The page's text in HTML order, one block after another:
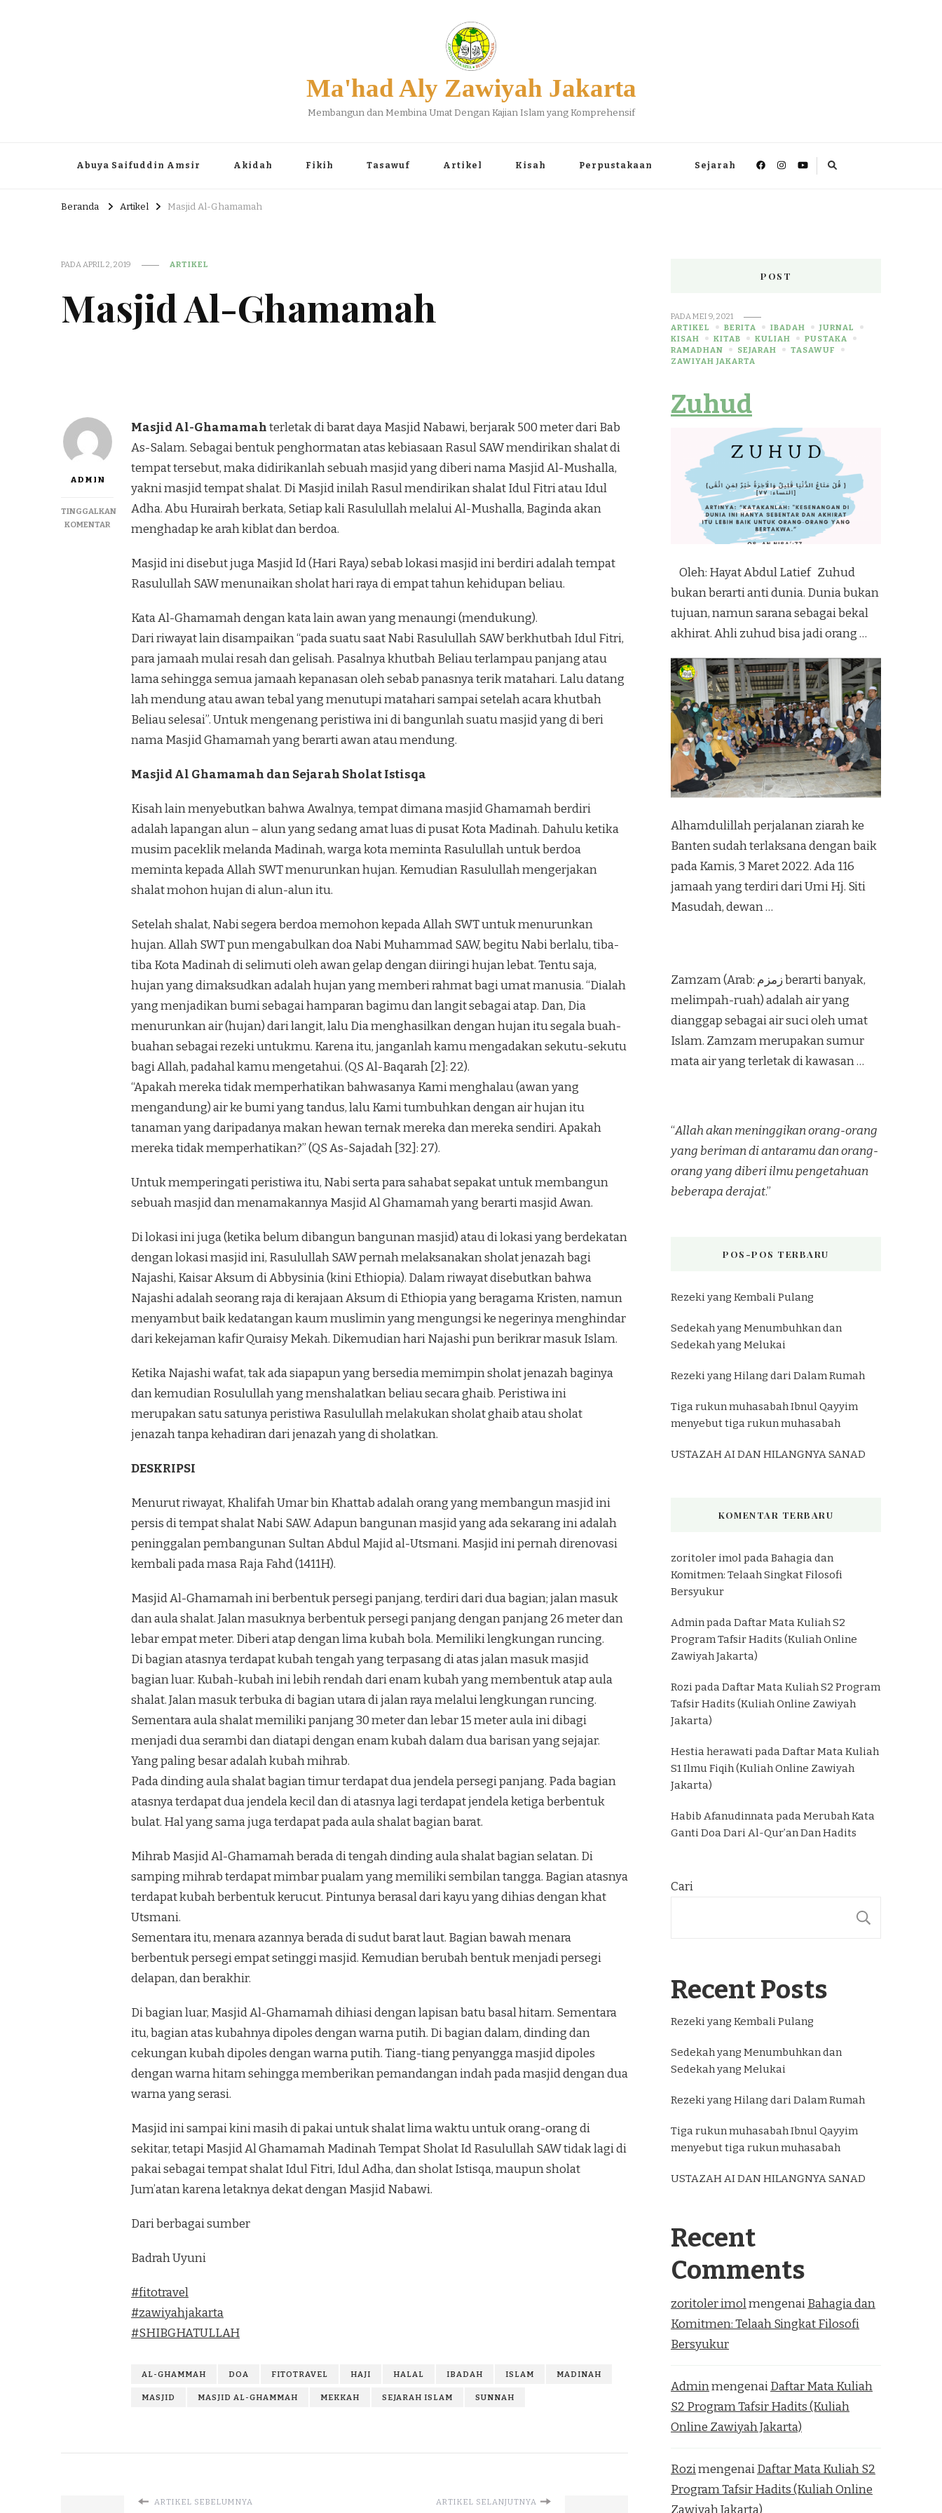
Ma'had Aly Zawiyah Jakarta
Membangun dan Membina Umat Dengan Kajian Islam yang Komprehensif
Abuya Saifuddin Amsir Akidah Fikih Tasawuf Artikel Kisah Perpustakaan Sejarah
Beranda Artikel Masjid Al-Ghamamah
PADAAPRIL 2, 2019 ARTIKEL
Masjid Al-Ghamamah
ADMIN
TINGGALKAN
KOMENTAR
Masjid Al-Ghamamahterletak di barat daya Masjid Nabawi, berjarak 500 meter dari Bab
As-Salam. Sebagai bentuk penghormatan atas kebiasaan Rasul SAW mendirikan shalat di
tempat tersebut, maka didirikanlah sebuah masjid yang diberi nama Masjid Al-Mushalla,
yakni masjid tempat shalat. Di Masjid inilah Rasul mendirikan shalat Idul Fitri atau Idul
Adha. Abu Hurairah berkata, Setiap kali Rasulullah melalui Al-Mushalla, Baginda akan
menghadap ke arah kiblat dan berdoa.
Masjid ini disebut juga Masjid Id (Hari Raya) sebab lokasi masjid ini berdiri adalah tempat
Rasulullah SAW menunaikan sholat hari raya di empat tahun kehidupan beliau.
Kata Al-Ghamamah dengan kata lain awan yang menaungi (mendukung).
Dari riwayat lain disampaikan “pada suatu saat Nabi Rasulullah SAW berkhutbah Idul Fitri,
para jamaah mulai resah dan gelisah. Pasalnya khutbah Beliau terlampau panjang atau
lama sehingga semua jamaah kepanasan oleh sebab panasnya terik matahari. Lalu datang
lah mendung atau awan tebal yang menutupi matahari sampai setelah acara khutbah
Beliau selesai”. Untuk mengenang peristiwa ini di bangunlah suatu masjid yang di beri
nama Masjid Ghamamah yang berarti awan atau mendung.
Masjid Al Ghamamah dan Sejarah Sholat Istisqa
Kisah lain menyebutkan bahwa Awalnya, tempat dimana masjid Ghamamah berdiri
adalah lapangan alun – alun yang sedang amat luas di pusat Kota Madinah. Dahulu ketika
musim paceklik melanda Madinah, warga kota meminta Rasulullah untuk berdoa
meminta kepada Allah SWT menurunkan hujan. Kemudian Rasulullah mengerjakan
shalat mohon hujan di alun-alun itu.
Setelah shalat, Nabi segera berdoa memohon kepada Allah SWT untuk menurunkan
hujan. Allah SWT pun mengabulkan doa Nabi Muhammad SAW, begitu Nabi berlalu, tiba-
tiba Kota Madinah di selimuti oleh awan gelap dengan diiringi hujan lebat. Tentu saja,
hujan yang dimaksudkan adalah hujan yang memberi rahmat bagi umat manusia. “Dialah
yang menjadikan bumi sebagai hamparan bagimu dan langit sebagai atap. Dan, Dia
menurunkan air (hujan) dari langit, lalu Dia menghasilkan dengan hujan itu segala buah-
buahan sebagai rezeki untukmu. Karena itu, janganlah kamu mengadakan sekutu-sekutu
bagi Allah, padahal kamu mengetahui. (QS Al-Baqarah [2]: 22).
“Apakah mereka tidak memperhatikan bahwasanya Kami menghalau (awan yang
mengandung) air ke bumi yang tandus, lalu Kami tumbuhkan dengan air hujan itu
tanaman yang daripadanya makan hewan ternak mereka dan mereka sendiri. Apakah
mereka tidak memperhatikan?” (QS As-Sajadah [32]: 27).
Untuk memperingati peristiwa itu, Nabi serta para sahabat sepakat untuk membangun
sebuah masjid dan menamakannya Masjid Al Ghamamah yang berarti masjid Awan.
Di lokasi ini juga (ketika belum dibangun bangunan masjid) atau di lokasi yang berdekatan
dengan lokasi masjid ini, Rasulullah SAW pernah melaksanakan sholat jenazah bagi
Najashi, Kaisar Aksum di Abbysinia (kini Ethiopia). Dalam riwayat disebutkan bahwa
Najashi adalah seorang raja di kerajaan Aksum di Ethiopia yang beragama Kristen, namun
menyambut baik kedatangan kaum muslimin yang mengungsi ke negerinya menghindar
dari kekejaman kafir Quraisy Mekah. Dikemudian hari Najashi pun berikrar masuk Islam.
Ketika Najashi wafat, tak ada siapapun yang bersedia memimpin sholat jenazah baginya
dan kemudian Rosulullah yang menshalatkan beliau secara ghaib. Peristiwa ini
merupakan satu satunya peristiwa Rasulullah melakukan sholat ghaib atau sholat
jenazah tanpa kehadiran dari jenazah yang di sholatkan.
DESKRIPSI
Menurut riwayat, Khalifah Umar bin Khattab adalah orang yang membangun masjid ini
persis di tempat shalat Nabi SAW. Adapun bangunan masjid yang ada sekarang ini adalah
peninggalan pembangunan Sultan Abdul Majid al-Utsmani. Masjid ini pernah direnovasi
kembali pada masa Raja Fahd (1411H).
Masjid Al-Ghamamah ini berbentuk persegi panjang, terdiri dari dua bagian; jalan masuk
dan aula shalat. Jalan masuknya berbentuk persegi panjang dengan panjang 26 meter dan
lebar empat meter. Diberi atap dengan lima kubah bola. Memiliki lengkungan runcing.
Di bagian atasnya terdapat kubah tengah yang terpasang di atas jalan masuk masjid
bagian luar. Kubah-kubah ini lebih rendah dari enam kubah yang membentuk atap aula
shalat. Jalan masuk terbuka di bagian utara di jalan raya melalui lengkungan runcing.
Sementara aula shalat memiliki panjang 30 meter dan lebar 15 meter aula ini dibagi
menjadi dua serambi dan diatapi dengan enam kubah dalam dua barisan yang sejajar.
Yang paling besar adalah kubah mihrab.
Pada dinding aula shalat bagian timur terdapat dua jendela persegi panjang. Pada bagian
atasnya terdapat dua jendela kecil dan di atasnya lagi terdapat jendela ketiga berbentuk
bulat. Hal yang sama juga terdapat pada aula shalat bagian barat.
Mihrab Masjid Al-Ghamamah berada di tengah dinding aula shalat bagian selatan. Di
samping mihrab terdapat mimbar pualam yang memiliki sembilan tangga. Bagian atasnya
terdapat kubah berbentuk kerucut. Pintunya berasal dari kayu yang dihias dengan khat
Utsmani.
Sementara itu, menara azannya berada di sudut barat laut. Bagian bawah menara
berbentuk persegi empat setinggi masjid. Kemudian berubah bentuk menjadi persegi
delapan, dan berakhir.
Di bagian luar, Masjid Al-Ghamamah dihiasi dengan lapisan batu basal hitam. Sementara
itu, bagian atas kubahnya dipoles dengan warna putih. Di bagian dalam, dinding dan
cekungan kubah dipoles dengan warna putih. Tiang-tiang penyangga masjid dipoles
dengan warna hitam sehingga memberikan pemandangan indah pada masjid dengan dua
warna yang serasi.
Masjid ini sampai kini masih di pakai untuk shalat lima waktu untuk orang-orang di
sekitar, tetapi Masjid Al Ghamamah Madinah Tempat Sholat Id Rasulullah SAW tidak lagi di
pakai sebagai tempat shalat Idul Fitri, Idul Adha, dan sholat Istisqa, maupun sholat
Jum’atan karena letaknya dekat dengan Masjid Nabawi.
Dari berbagai sumber
Badrah Uyuni
#fitotravel
#zawiyahjakarta
#SHIBGHATULLAH
AL-GHAMMAH DOA FITOTRAVEL HAJI HALAL IBADAH ISLAM MADINAH
MASJID MASJID AL-GHAMMAH MEKKAH SEJARAH ISLAM SUNNAH
ARTIKEL SEBELUMNYA ARTIKEL SELANJUTNYA
POST
PADAMEI 9, 2021
ARTIKEL
BERITA IBADAH
JURNAL
KISAH
KITAB KULIAH
PUSTAKA
RAMADHAN
SEJARAH
TASAWUF
ZAWIYAH JAKARTA
Zuhud
Oleh: Hayat Abdul Latief Zuhud
bukan berarti anti dunia. Dunia bukan
tujuan, namun sarana sebagai bekal
akhirat. Ahli zuhud bisa jadi orang …
Alhamdulillah perjalanan ziarah ke
Banten sudah terlaksana dengan baik
pada Kamis, 3 Maret 2022. Ada 116
jamaah yang terdiri dari Umi Hj. Siti
Masudah, dewan …
Zamzam (Arab: زمزم‎ berarti banyak,
melimpah-ruah) adalah air yang
dianggap sebagai air suci oleh umat
Islam. Zamzam merupakan sumur
mata air yang terletak di kawasan …
“Allah akan meninggikan orang-orang
yang beriman di antaramu dan orang-
orang yang diberi ilmu pengetahuan
beberapa derajat.”
POS-POS TERBARU
Rezeki yang Kembali Pulang
Sedekah yang Menumbuhkan dan
Sedekah yang Melukai
Rezeki yang Hilang dari Dalam Rumah
Tiga rukun muhasabah Ibnul Qayyim
menyebut tiga rukun muhasabah
USTAZAH AI DAN HILANGNYA SANAD
KOMENTAR TERBARU
zoritoler imolpadaBahagia dan
Komitmen: Telaah Singkat Filosofi
Bersyukur
AdminpadaDaftar Mata Kuliah S2
Program Tafsir Hadits (Kuliah Online
Zawiyah Jakarta)
RozipadaDaftar Mata Kuliah S2 Program
Tafsir Hadits (Kuliah Online Zawiyah
Jakarta)
Hestia herawatipadaDaftar Mata Kuliah
S1 Ilmu Fiqih (Kuliah Online Zawiyah
Jakarta)
Habib AfanudinnatapadaMerubah Kata
Ganti Doa Dari Al-Qur’an Dan Hadits
Cari
Recent Posts
Rezeki yang Kembali Pulang
Sedekah yang Menumbuhkan dan
Sedekah yang Melukai
Rezeki yang Hilang dari Dalam Rumah
Tiga rukun muhasabah Ibnul Qayyim
menyebut tiga rukun muhasabah
USTAZAH AI DAN HILANGNYA SANAD
Recent
Comments
zoritoler imolmengenaiBahagia dan
Komitmen: Telaah Singkat Filosofi
Bersyukur
AdminmengenaiDaftar Mata Kuliah
S2 Program Tafsir Hadits (Kuliah
Online Zawiyah Jakarta)
RozimengenaiDaftar Mata Kuliah S2
Program Tafsir Hadits (Kuliah Online
Zawiyah Jakarta)